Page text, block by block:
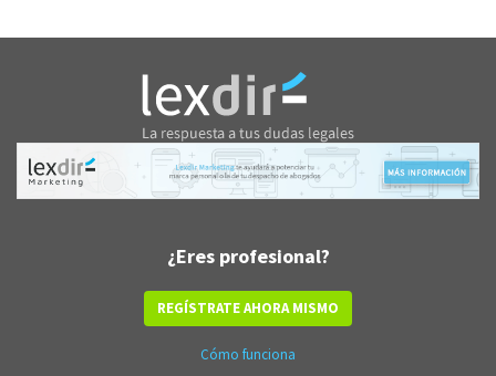
¿Eres profesional?
REGÍSTRATE AHORA MISMO
Cómo funciona